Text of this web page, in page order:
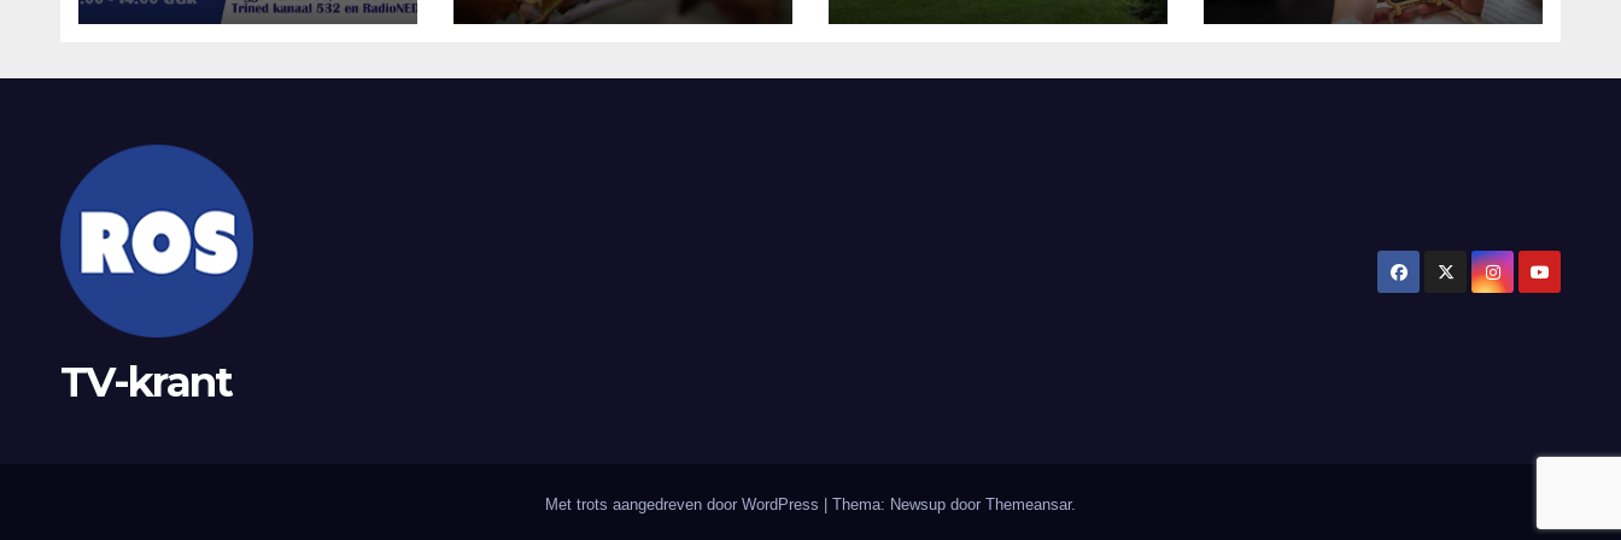
Landelijke verhalen
TV-krant
Met trots aangedreven door WordPress Thema: Newsup door Themeansar.